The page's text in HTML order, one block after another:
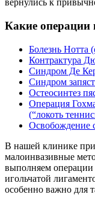
вернулись к
Какие
Болезнь Нотта
Контрактура
Синдром Де
Синдром
Остеосинтез
Операция
(“локоть
Освобождение
В нашей клинике
малоинвазивные
выполняем операции
игольчатой
особенно важно для